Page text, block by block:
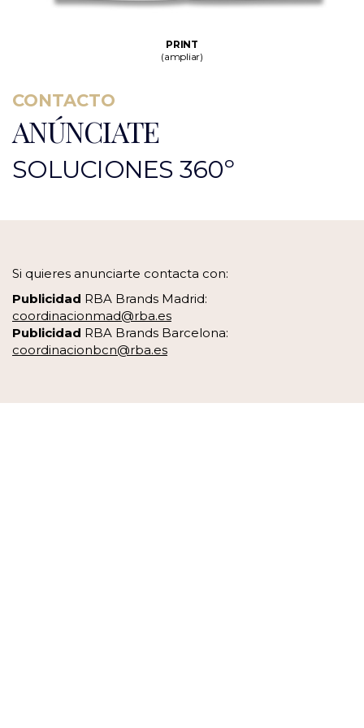
PRINT
(ampliar)
CONTACTO
ANÚNCIATE
SOLUCIONES 360º
Si quieres anunciarte contacta con:
Publicidad RBA Brands Madrid:
coordinacionmad@rba.es
Publicidad RBA Brands Barcelona:
coordinacionbcn@rba.es